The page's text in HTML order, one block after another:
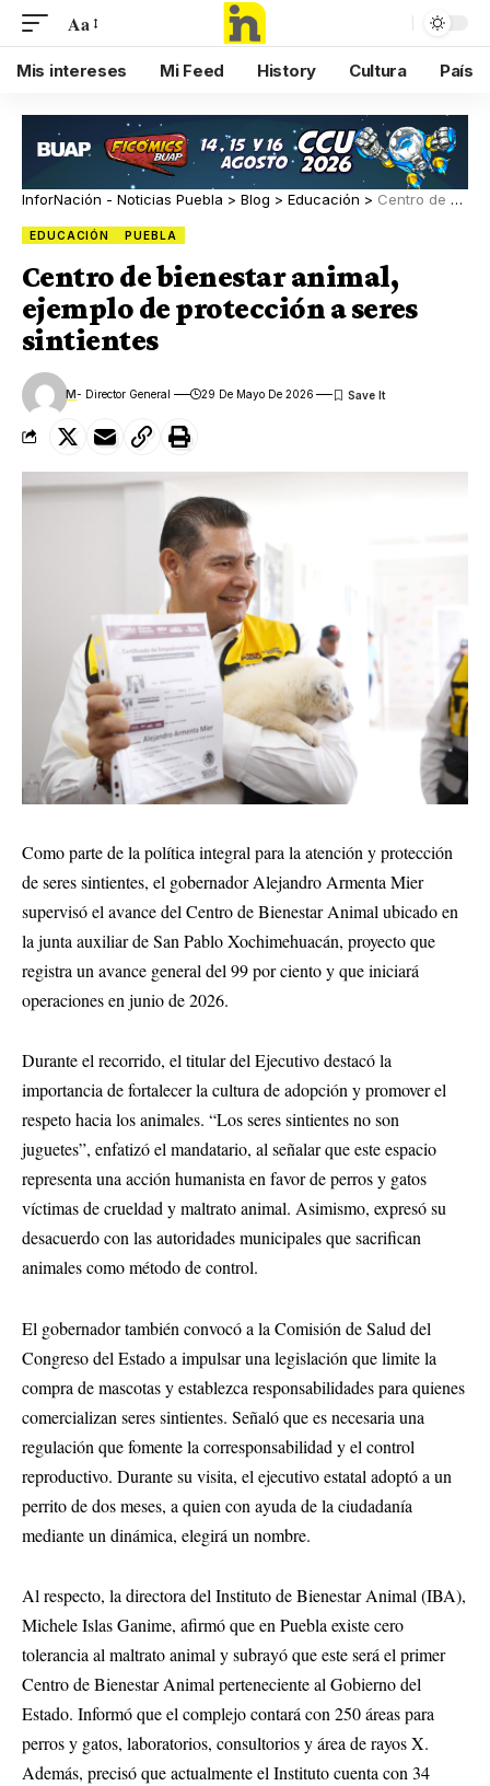
Aa
Mis intereses Mi Feed History Cultura País
InforNación - Noticias Puebla > Blog > Educación > Centro de bienestar animal, ejemplo de protección a seres sintientes
EDUCACIÓN PUEBLA
Centro de bienestar animal,
ejemplo de protección a seres
sintientes
M- Director General 29 De Mayo De 2026
Como parte de la política integral para la atención y protección
de seres sintientes, el gobernador Alejandro Armenta Mier
supervisó el avance del Centro de Bienestar Animal ubicado en
la junta auxiliar de San Pablo Xochimehuacán, proyecto que
registra un avance general del 99 por ciento y que iniciará
operaciones en junio de 2026.
Durante el recorrido, el titular del Ejecutivo destacó la
importancia de fortalecer la cultura de adopción y promover el
respeto hacia los animales. “Los seres sintientes no son
juguetes”, enfatizó el mandatario, al señalar que este espacio
representa una acción humanista en favor de perros y gatos
víctimas de crueldad y maltrato animal. Asimismo, expresó su
desacuerdo con las autoridades municipales que sacrifican
animales como método de control.
El gobernador también convocó a la Comisión de Salud del
Congreso del Estado a impulsar una legislación que limite la
compra de mascotas y establezca responsabilidades para quienes
comercializan seres sintientes. Señaló que es necesaria una
regulación que fomente la corresponsabilidad y el control
reproductivo. Durante su visita, el ejecutivo estatal adoptó a un
perrito de dos meses, a quien con ayuda de la ciudadanía
mediante un dinámica, elegirá un nombre.
Al respecto, la directora del Instituto de Bienestar Animal (IBA),
Michele Islas Ganime, afirmó que en Puebla existe cero
tolerancia al maltrato animal y subrayó que este será el primer
Centro de Bienestar Animal perteneciente al Gobierno del
Estado. Informó que el complejo contará con 250 áreas para
perros y gatos, laboratorios, consultorios y área de rayos X.
Además, precisó que actualmente el Instituto cuenta con 34